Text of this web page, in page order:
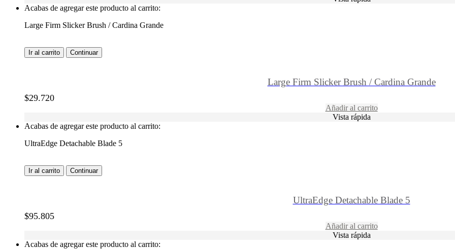
Acabas de agregar este producto al carrito:
Large Firm Slicker Brush / Cardina Grande
Ir al carrito Continuar
Large Firm Slicker Brush / Cardina Grande
$29.720
Añadir al carrito
Vista rápida
Acabas de agregar este producto al carrito:
UltraEdge Detachable Blade 5
Ir al carrito Continuar
UltraEdge Detachable Blade 5
$95.805
Añadir al carrito
Vista rápida
Acabas de agregar este producto al carrito: